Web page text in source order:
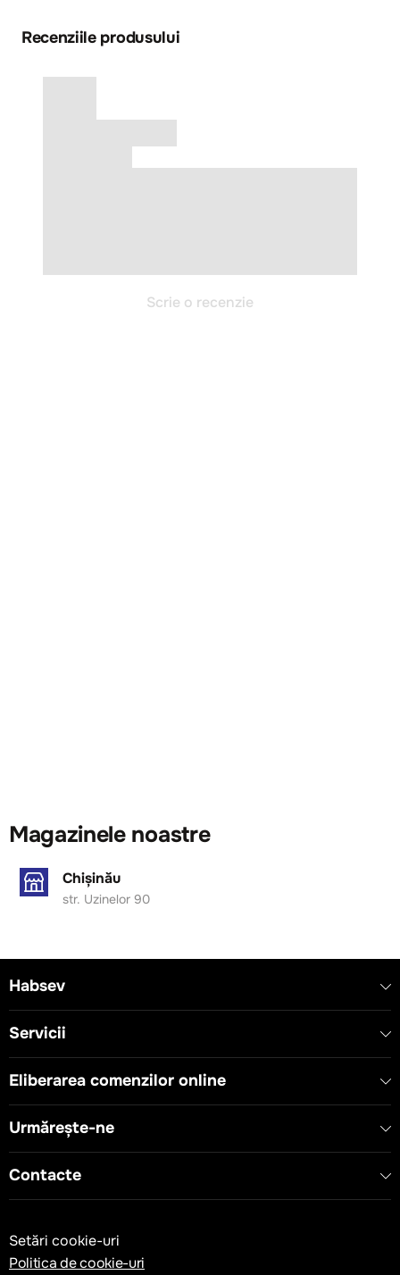
Recenziile produsului
Scrie o recenzie
Magazinele noastre
Chișinău
str. Uzinelor 90
Habsev
Servicii
Eliberarea comenzilor online
Urmărește-ne
Contacte
Setări cookie-uri
Politica de cookie-uri